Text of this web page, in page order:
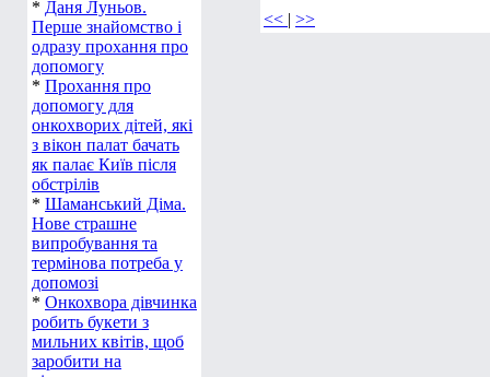
* Даня Луньов.
Перше знайомство і
одразу прохання про
допомогу
* Прохання про
допомогу для
онкохворих дітей, які
з вікон палат бачать
як палає Київ після
обстрілів
* Шаманський Діма.
Нове страшне
випробування та
термінова потреба у
допомозі
* Онкохвора дівчинка
робить букети з
мильних квітів, щоб
заробити на
<< | >>